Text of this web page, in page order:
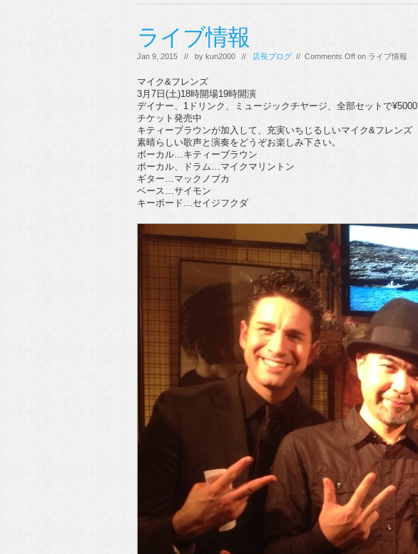
ライブ情報
Jan 9, 2015 // by kun2000 // 店長ブログ // Comments Off on ライブ情報
マイク&フレンズ
3月7日(土)18時開場19時開演
デイナー、1ドリンク、ミュージックチヤージ、全部セットで¥5000
チケット発売中
キティーブラウンが加入して、充実いちじるしいマイク&フレンズ
素晴らしい歌声と演奏をどうぞお楽しみ下さい。
ボーカル…キティーブラウン
ボーカル、ドラム…マイクマリントン
ギター…マックノブカ
ベース…サイモン
キーボード…セイジフクダ